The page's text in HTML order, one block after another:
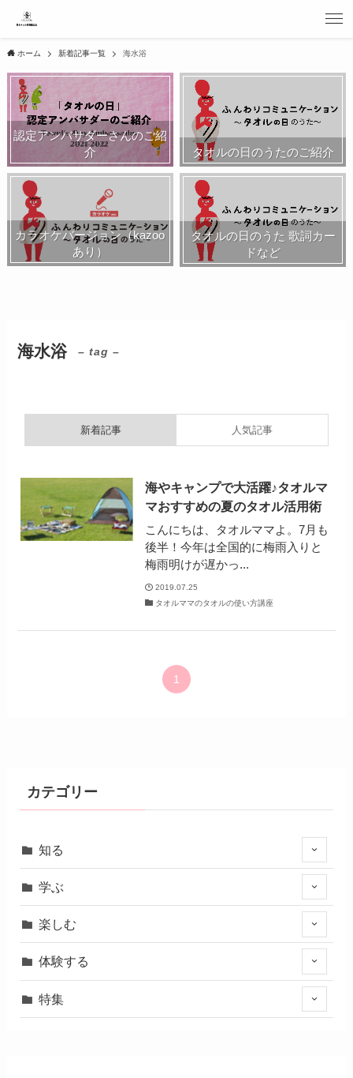
ホーム 新着記事一覧 海水浴
認定アンバサダーさんのご紹
介
タオルの日のうたのご紹介
カラオケバージョン（kazoo
あり）
タオルの日のうた 歌詞カー
ドなど
海水浴 – tag –
新着記事 人気記事
海やキャンプで大活躍♪タオルマ
マおすすめの夏のタオル活用術
こんにちは、タオルママよ。7月も
後半！今年は全国的に梅雨入りと
梅雨明けが遅かっ...
2019.07.25
タオルママのタオルの使い方講座
1
カテゴリー
知る
学ぶ
楽しむ
体験する
特集